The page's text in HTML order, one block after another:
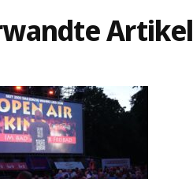
Artikel